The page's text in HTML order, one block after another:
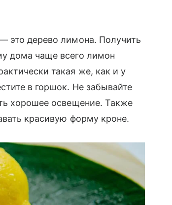
это дерево лимона. Получить
дома чаще всего лимон
такая же, как и у
в горшок. Не забывайте
хорошее освещение. Также
красивую форму кроне.